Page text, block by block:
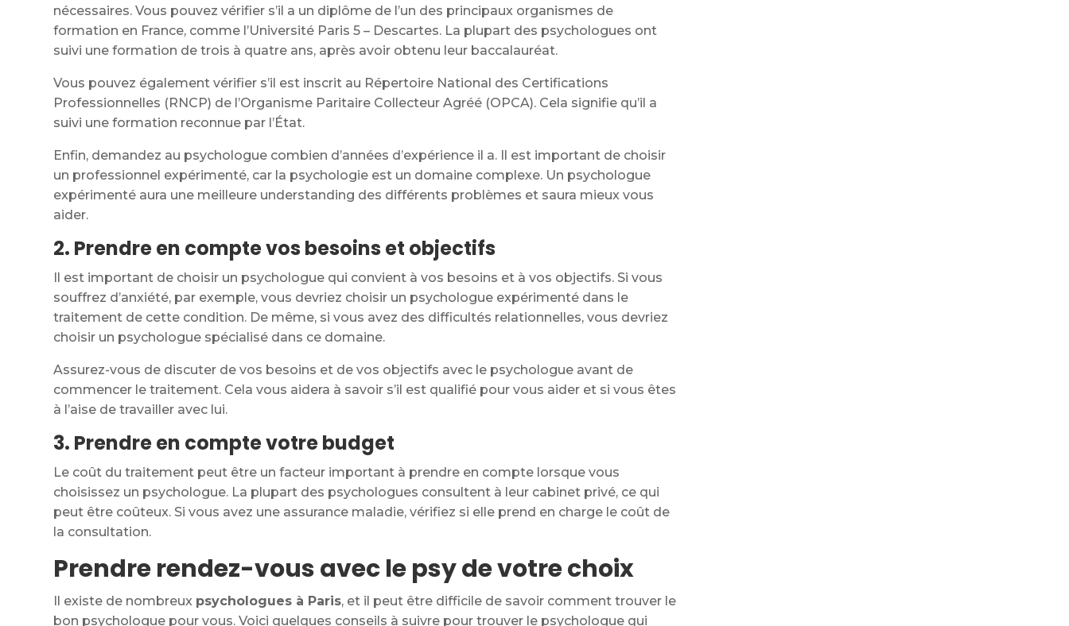
nécessaires. Vous pouvez vérifier s’il a un diplôme de l’un des principaux organismes de
formation en France, comme l’Université Paris 5 – Descartes. La plupart des psychologues ont
suivi une formation de trois à quatre ans, après avoir obtenu leur baccalauréat.
Vous pouvez également vérifier s’il est inscrit au Répertoire National des Certifications
Professionnelles (RNCP) de l’Organisme Paritaire Collecteur Agréé (OPCA). Cela signifie qu’il a
suivi une formation reconnue par l’État.
Enfin, demandez au psychologue combien d’années d’expérience il a. Il est important de choisir
un professionnel expérimenté, car la psychologie est un domaine complexe. Un psychologue
expérimenté aura une meilleure understanding des différents problèmes et saura mieux vous
aider.
2. Prendre en compte vos besoins et objectifs
Il est important de choisir un psychologue qui convient à vos besoins et à vos objectifs. Si vous
souffrez d’anxiété, par exemple, vous devriez choisir un psychologue expérimenté dans le
traitement de cette condition. De même, si vous avez des difficultés relationnelles, vous devriez
choisir un psychologue spécialisé dans ce domaine.
Assurez-vous de discuter de vos besoins et de vos objectifs avec le psychologue avant de
commencer le traitement. Cela vous aidera à savoir s’il est qualifié pour vous aider et si vous êtes
à l’aise de travailler avec lui.
3. Prendre en compte votre budget
Le coût du traitement peut être un facteur important à prendre en compte lorsque vous
choisissez un psychologue. La plupart des psychologues consultent à leur cabinet privé, ce qui
peut être coûteux. Si vous avez une assurance maladie, vérifiez si elle prend en charge le coût de
la consultation.
Prendre rendez-vous avec le psy de votre choix
Il existe de nombreux psychologues à Paris, et il peut être difficile de savoir comment trouver le
bon psychologue pour vous. Voici quelques conseils à suivre pour trouver le psychologue qui